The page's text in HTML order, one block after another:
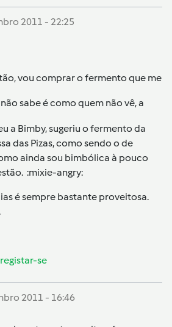
2011 - 22:25
vou comprar o fermento que me
sabe é como quem não vê, a
a Bimby, sugeriu o fermento da
das Pizas, como sendo o de
ainda sou bimbólica à pouco
:mixie-angry:
é sempre bastante proveitosa.
registar-se
2011 - 16:46